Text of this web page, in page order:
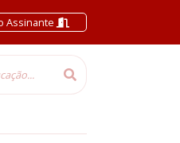
Assinante